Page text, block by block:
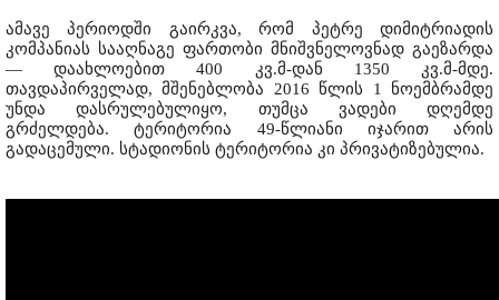
ამავე პერიოდში გაირკვა, რომ პეტრე დიმიტრიადის
კომპანიას სააღნაგე ფართობი მნიშვნელოვნად გაეზარდა
— დაახლოებით 400 კვ.მ-დან 1350 კვ.მ-მდე.
თავდაპირველად, მშენებლობა 2016 წლის 1 ნოემბრამდე
უნდა დასრულებულიყო, თუმცა ვადები დღემდე
გრძელდება. ტერიტორია 49-წლიანი იჯარით არის
გადაცემული. სტადიონის ტერიტორია კი პრივატიზებულია.